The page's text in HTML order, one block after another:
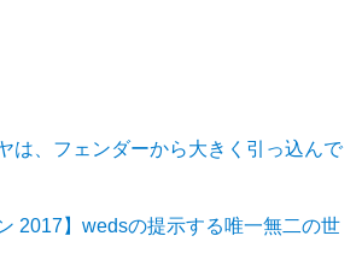
は、フェンダーから大きく引っ込んで
2017】wedsの提示する唯一無二の世